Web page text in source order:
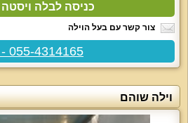
כניסה לבלה ויסטה
צור קשר עם בעל הוילה
055-4314165 - קמי
וילה שוהם